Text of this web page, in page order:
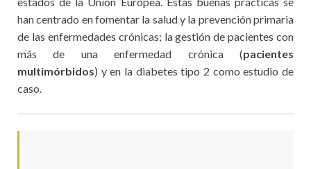
han centrado en fomentar la salud y la prevención primaria
de las enfermedades crónicas; la gestión de pacientes con
más de una enfermedad crónica (pacientes
multimórbidos) y en la diabetes tipo 2 como estudio de
caso.